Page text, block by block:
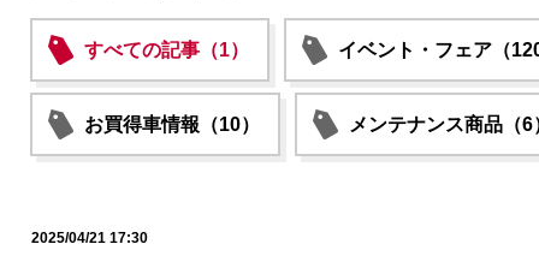
すべての記事（1） イベント・フェア（
お買得車情報（10） メンテナンス商品（6
2025/04/21 17:30